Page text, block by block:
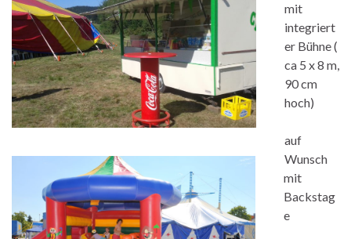
mit
integriert
er Bühne (
ca 5 x 8 m,
90 cm
hoch)
auf
Wunsch
mit
Backstag
e